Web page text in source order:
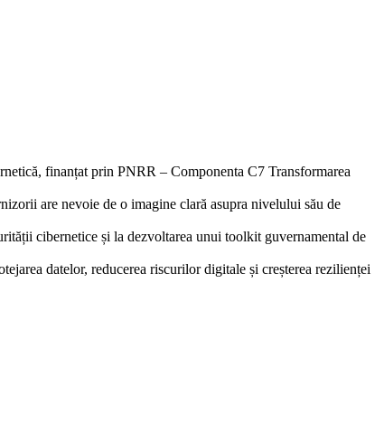
finanțat prin PNRR – Componenta C7 Transformarea
are nevoie de o imagine clară asupra nivelului său de
cibernetice și la dezvoltarea unui toolkit guvernamental de
datelor, reducerea riscurilor digitale și creșterea rezilienței